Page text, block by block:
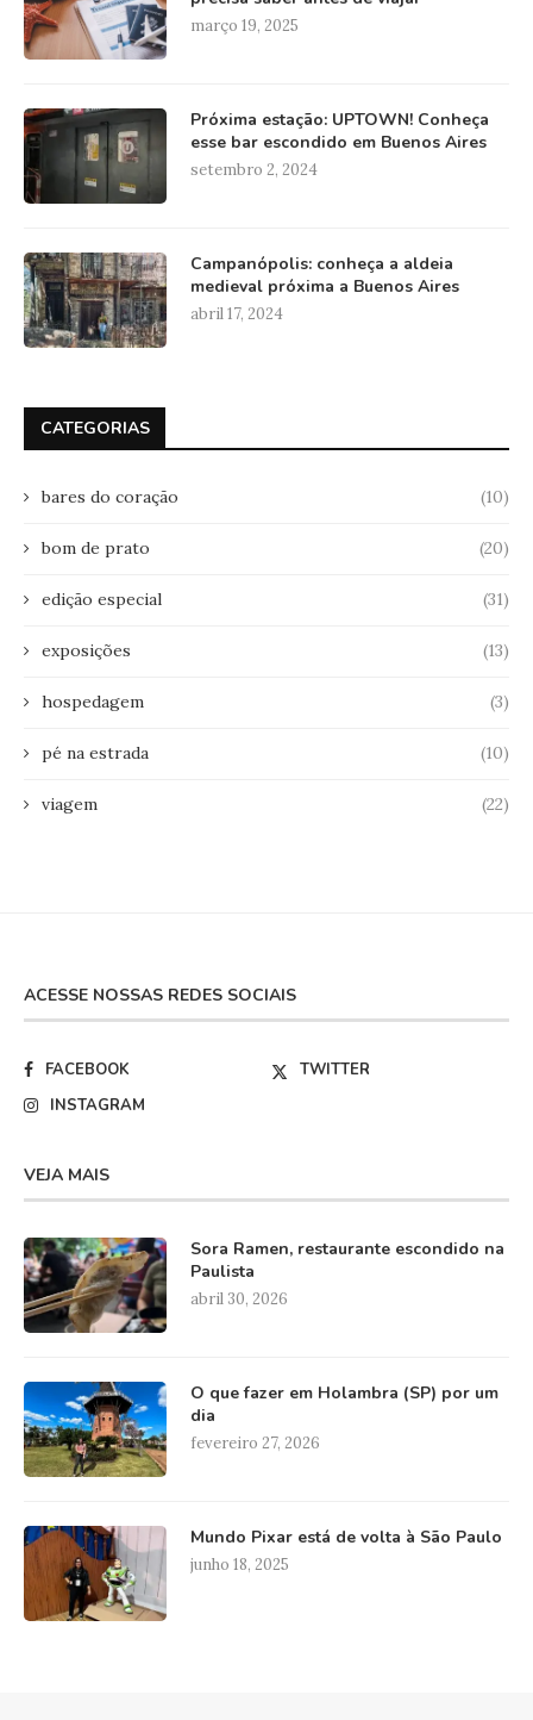
março 19, 2025
Próxima estação: UPTOWN! Conheça
esse bar escondido em Buenos Aires
setembro 2, 2024
Campanópolis: conheça a aldeia
medieval próxima a Buenos Aires
abril 17, 2024
CATEGORIAS
bares do coração (10)
bom de prato (20)
edição especial (31)
exposições (13)
hospedagem (3)
pé na estrada (10)
viagem (22)
ACESSE NOSSAS REDES SOCIAIS
FACEBOOK
TWITTER
INSTAGRAM
VEJA MAIS
Sora Ramen, restaurante escondido na
Paulista
abril 30, 2026
O que fazer em Holambra (SP) por um
dia
fevereiro 27, 2026
Mundo Pixar está de volta à São Paulo
junho 18, 2025